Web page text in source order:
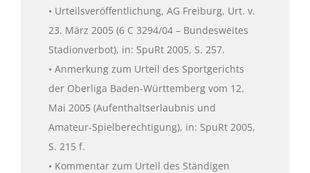
• Urteilsveröffentlichung, AG Freiburg, Urt. v.
23. März 2005 (6 C 3294/04 – Bundesweites
Stadionverbot), in: SpuRt 2005, S. 257.
• Anmerkung zum Urteil des Sportgerichts
der Oberliga Baden-Württemberg vom 12.
Mai 2005 (Aufenthaltserlaubnis und
Amateur-Spielberechtigung), in: SpuRt 2005,
S. 215 f.
• Kommentar zum Urteil des Ständigen